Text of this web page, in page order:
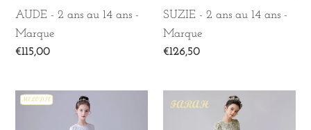
Marque
AUDE - 2 ans au 14 ans -
Marque
Prix
€115,00
Marque
SUZIE - 2 ans au 14 ans -
Marque
Prix
€126,50
MELODIE
FARAH